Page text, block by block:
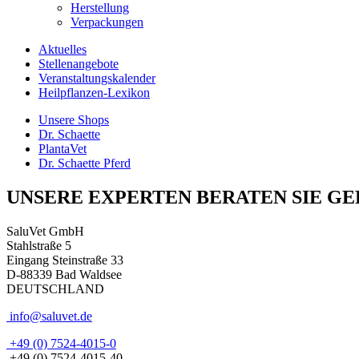
Herstellung
Verpackungen
Aktuelles
Stellenangebote
Veranstaltungskalender
Heilpflanzen-Lexikon
Unsere Shops
Dr. Schaette
PlantaVet
Dr. Schaette Pferd
UNSERE EXPERTEN BERATEN SIE
SaluVet GmbH
Stahlstraße 5
Eingang Steinstraße 33
D-88339 Bad Waldsee
DEUTSCHLAND
info@saluvet.de
+49 (0) 7524-4015-0